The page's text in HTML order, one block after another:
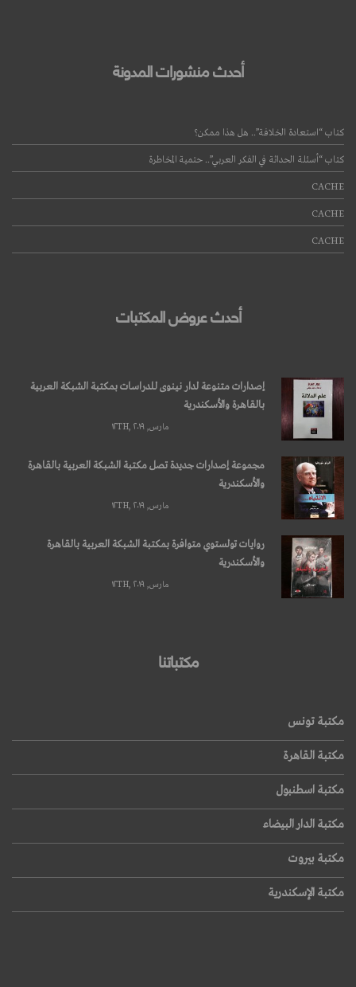
أحدث منشورات المدونة
كتاب “استعادة الخلافة”.. هل هذا ممكن؟
كتاب “أسئلة الحداثة في الفكر العربي”.. حتمية المخاطرة
CACHE
CACHE
CACHE
أحدث عروض المكتبات
إصدارات متنوعة لدار نينوى للدراسات بمكتبة الشبكة العربية
بالقاهرة والأسكندرية
مارس, ۱۲TH, ۲۰۱۹
مجموعة إصدارات جديدة تصل مكتبة الشبكة العربية بالقاهرة
والأسكندرية
مارس, ۱۲TH, ۲۰۱۹
روايات تولستوي متوافرة بمكتبة الشبكة العربية بالقاهرة
والأسكندرية
مارس, ۱۲TH, ۲۰۱۹
مكتباتنا
مكتبة تونس
مكتبة القاهرة
مكتبة اسطنبول
مكتبة الدار البيضاء
مكتبة بيروت
مكتبة الإسكندرية